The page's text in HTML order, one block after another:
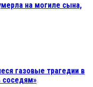
на могиле сына,
газовые трагедии в
соседям»